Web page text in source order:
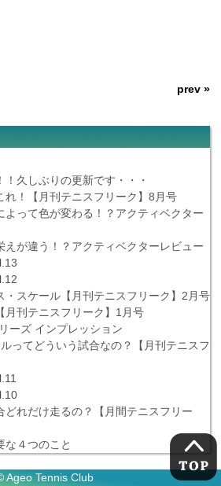
prev »
！久しぶりの更新です・・・
れ！【月刊テニスフリーク】8月号
よって色が変わる！？アクティベクター
えが違う！？アクティベクターレビュー
・スケール【月刊テニスフリーク】2月号
月刊テニスフリーク】1月号
ーズ インプレッション
ってどういう試合なの？【月刊テニスフ
どれだけ走るの？【月間テニスフリー
な４つのこと
Ageo Tennis Club